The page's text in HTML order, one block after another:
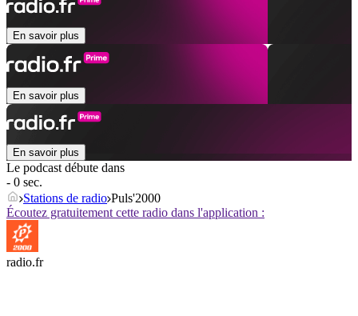
En savoir plus
En savoir plus
En savoir plus
Le podcast débute dans
- 0 sec.
Stations de radio Puls'2000
Écoutez gratuitement cette radio dans l'application :
radio.fr